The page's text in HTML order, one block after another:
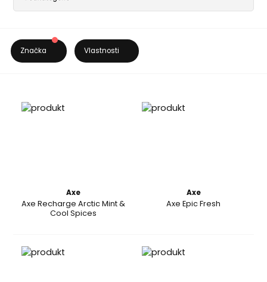
Značka Vlastnosti
Axe
Axe Recharge Arctic Mint &
Cool Spices
Axe
Axe Epic Fresh